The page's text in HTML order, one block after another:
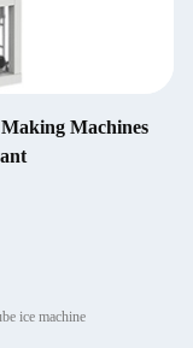
Machines
ice machine